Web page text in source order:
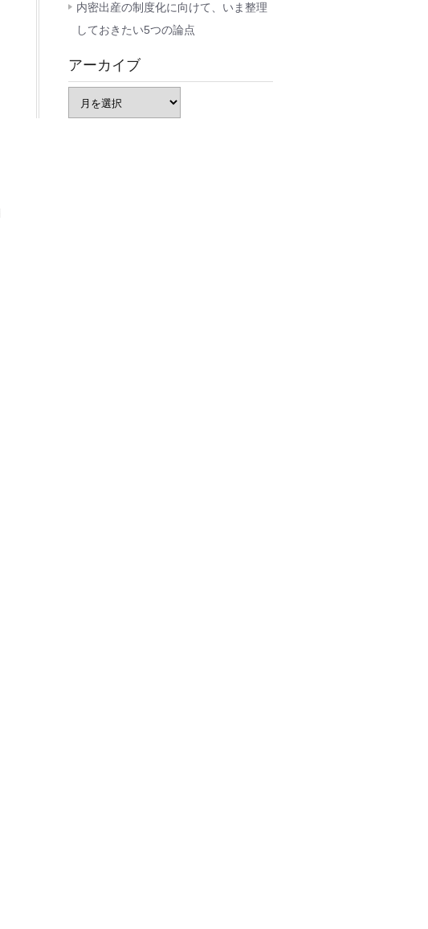
内密出産の制度化に向けて、いま整理
しておきたい5つの論点
アーカイブ